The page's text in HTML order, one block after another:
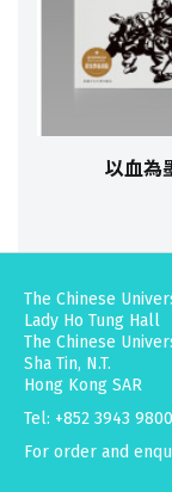
以血為
The Chinese
Lady Ho Tung Hall
The Chinese
Sha Tin, N.T.
Hong Kong SAR
Tel: +852 3943 9800
For order and